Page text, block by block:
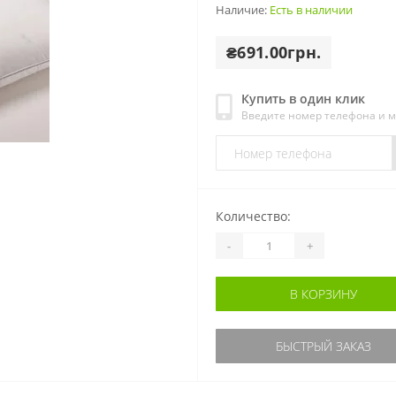
Наличие: Есть в наличии
₴691.00грн.
Купить в один клик
Введите номер телефона и
Количество:
- +
В КОРЗИНУ
БЫСТРЫЙ ЗАКАЗ